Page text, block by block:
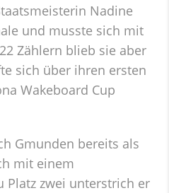
Nadine
und musste sich mit
Zählern blieb sie aber
sich über ihren ersten
Wakeboard Cup
Gmunden bereits als
mit einem
Platz zwei unterstrich er